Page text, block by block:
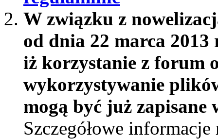
W związku z
od dnia 22 marca
iż korzystanie z forum
wykorzystywanie
mogą być już
Szczegółowe